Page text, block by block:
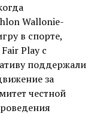
Wallonie-
в спорте,
Play с
поддержали
за
честной